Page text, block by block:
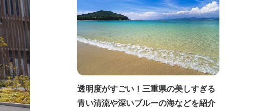
透明度がすごい！三重県の美しすぎる
青い清流や深いブルーの海などを紹介